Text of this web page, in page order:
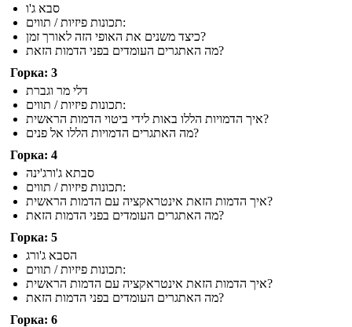
סבא ג'ו
תכונות פיזיות / תווים:
כיצד משנים את האופי הזה לאורך זמן?
מה האתגרים העומדים בפני הדמות הזאת?
Горка: 3
דלי מר וגברת
תכונות פיזיות / תווים:
איך הדמויות הללו באות לידי ביטוי הדמות הראשית?
מה האתגרים הדמויות הללו אל פנים?
Горка: 4
סבתא ג'ורג'ינה
תכונות פיזיות / תווים:
איך הדמות הזאת אינטראקציה עם הדמות הראשית?
מה האתגרים העומדים בפני הדמות הזאת?
Горка: 5
הסבא ג'ורג
תכונות פיזיות / תווים:
איך הדמות הזאת אינטראקציה עם הדמות הראשית?
מה האתגרים העומדים בפני הדמות הזאת?
Горка: 6